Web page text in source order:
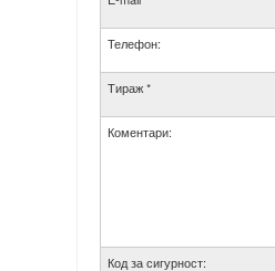
Телефон:
Тираж *
Коментари:
Код за сигурност: